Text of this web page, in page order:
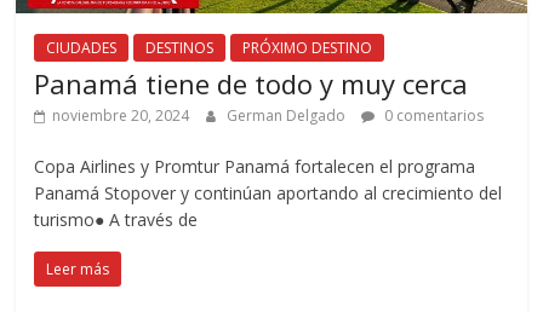
CIUDADES DESTINOS PRÓXIMO DESTINO
Panamá tiene de todo y muy cerca
noviembre 20, 2024 German Delgado 0 comentarios
Copa Airlines y Promtur Panamá fortalecen el programa
Panamá Stopover y continúan aportando al crecimiento del
turismo● A través de
Leer más